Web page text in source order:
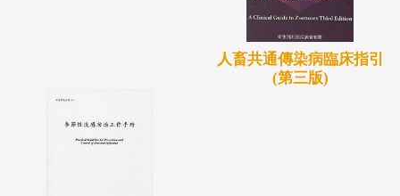
人畜共通傳染病臨床指引
(第三版)